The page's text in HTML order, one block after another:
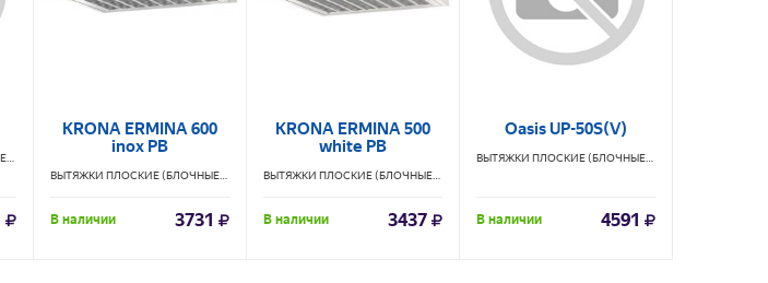
ВЫТЯЖКИ ПЛОСКИЕ (БЛОЧНЫЕ)OASIS
KRONA ERMINA 600
inox PB
ВЫТЯЖКИ ПЛОСКИЕ (БЛОЧНЫЕ)KRONA
В наличии 3731
KRONA ERMINA 500
white PB
ВЫТЯЖКИ ПЛОСКИЕ (БЛОЧНЫЕ)KRONA
В наличии 3437
Oasis UP-50S(V)
ВЫТЯЖКИ ПЛОСКИЕ (БЛОЧНЫЕ)OASIS
В наличии 4591